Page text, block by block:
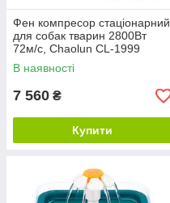
Фен компресор стаціонарний
для собак тварин 2800Вт
72м/с, Chaolun CL-1999
В наявності
7 560 ₴
Купити